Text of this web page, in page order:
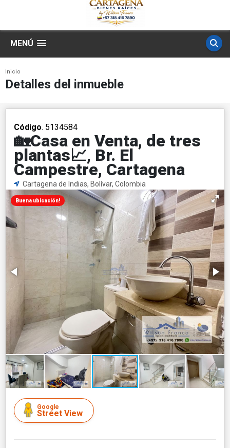
MENÚ
Inicio
Detalles del inmueble
Código. 5134584
🏡Casa en Venta, de tres
plantas📈, Br. El
Campestre, Cartagena
Cartagena de Indias, Bolívar, Colombia
Buena ubicación!
Google
Street View